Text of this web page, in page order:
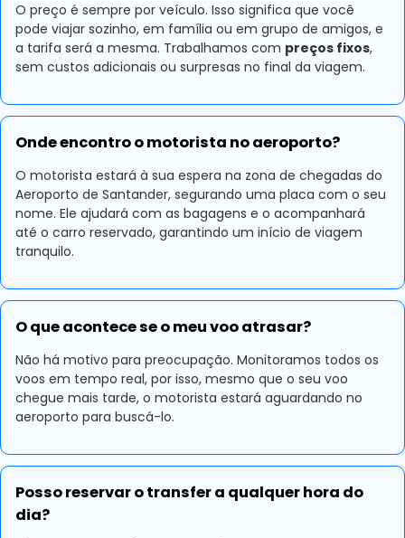
O preço é sempre por veículo. Isso significa que você
pode viajar sozinho, em família ou em grupo de amigos, e
a tarifa será a mesma. Trabalhamos com preços fixos,
sem custos adicionais ou surpresas no final da viagem.
Onde encontro o motorista no aeroporto?
O motorista estará à sua espera na zona de chegadas do
Aeroporto de Santander, segurando uma placa com o seu
nome. Ele ajudará com as bagagens e o acompanhará
até o carro reservado, garantindo um início de viagem
tranquilo.
O que acontece se o meu voo atrasar?
Não há motivo para preocupação. Monitoramos todos os
voos em tempo real, por isso, mesmo que o seu voo
chegue mais tarde, o motorista estará aguardando no
aeroporto para buscá-lo.
Posso reservar o transfer a qualquer hora do
dia?